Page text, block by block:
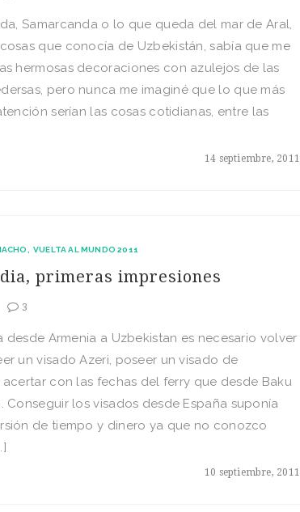
14 septiembre, 2011
Samarcanda o lo que queda del mar de Aral,
que conocía de Uzbekistán, sabía que me
hermosas decoraciones con azulejos de las
pero nunca me imaginé que lo que más
serían las cosas cotidianas, entre las
VUELTA AL MUNDO 2011
primeras impresiones
3
10 septiembre, 2011
desde Armenia a Uzbekistan es necesario volver
un visado Azeri, poseer un visado de
acertar con las fechas del ferry que desde Baku
Conseguir los visados desde España suponía
de tiempo y dinero ya que no conozco